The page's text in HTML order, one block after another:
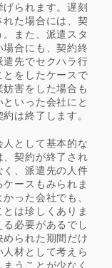
られます。遅刻
た場合には、契
また、派遣スタ
合にも、契約終
先でセクハラ行
をしたケースで
害をした場合も
いった会社にと
は終了します。
として基本的な
契約が終了され
、派遣先の人件
ースもみられま
った会社でも、
は珍しくありま
必要があるでし
められた期間だけ
材として考えら
うことが少なく